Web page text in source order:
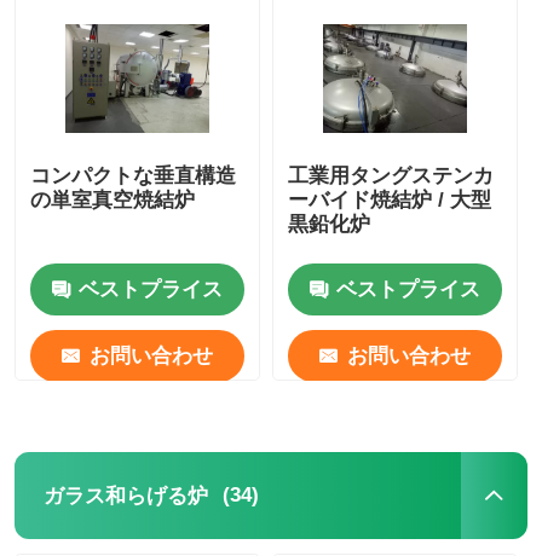
コンパクトな垂直構造
の単室真空焼結炉
ベストプライス
お問い合わせ
工業用タングステンカ
ーバイド焼結炉 / 大型
黒鉛化炉
ベストプライス
お問い合わせ
ガラス和らげる炉 (34)